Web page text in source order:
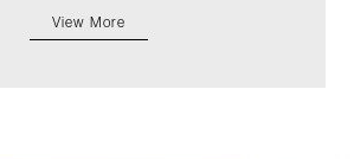
View More